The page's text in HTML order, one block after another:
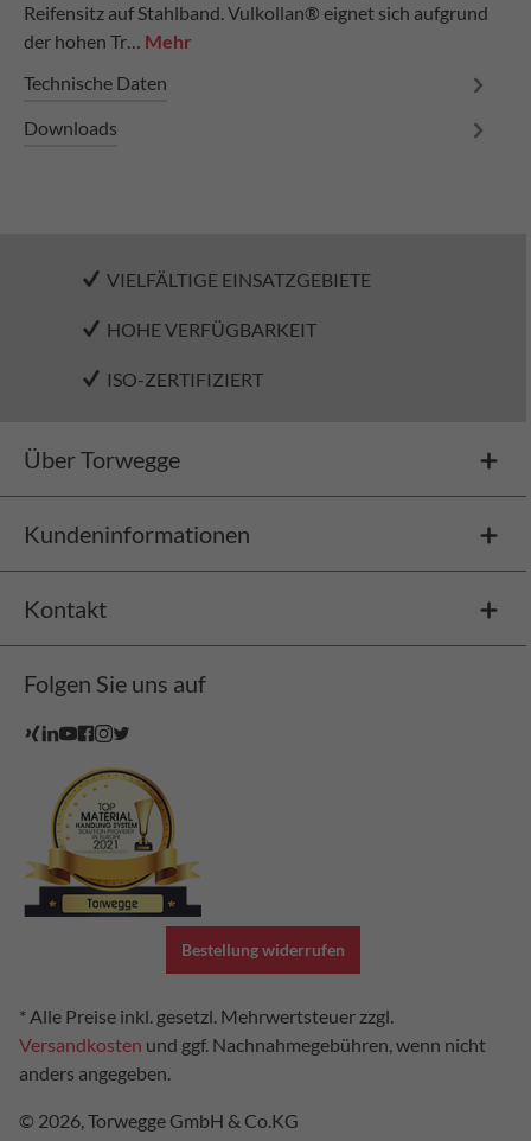
Reifensitz auf Stahlband. Vulkollan® eignet sich aufgrund
der hohen Tr… Mehr
Technische Daten
Downloads
VIELFÄLTIGE EINSATZGEBIETE
HOHE VERFÜGBARKEIT
ISO-ZERTIFIZIERT
Über Torwegge
Kundeninformationen
Kontakt
Folgen Sie uns auf
Bestellung widerrufen
* Alle Preise inkl. gesetzl. Mehrwertsteuer zzgl.
Versandkosten und ggf. Nachnahmegebühren, wenn nicht
anders angegeben.
© 2026, Torwegge GmbH & Co.KG